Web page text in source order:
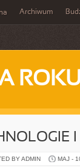
Archiwum
ROKU
BY ADMIN MAJ -